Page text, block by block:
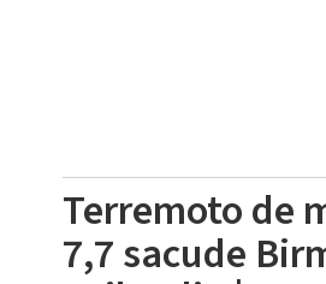
Terremoto de
7,7 sacude